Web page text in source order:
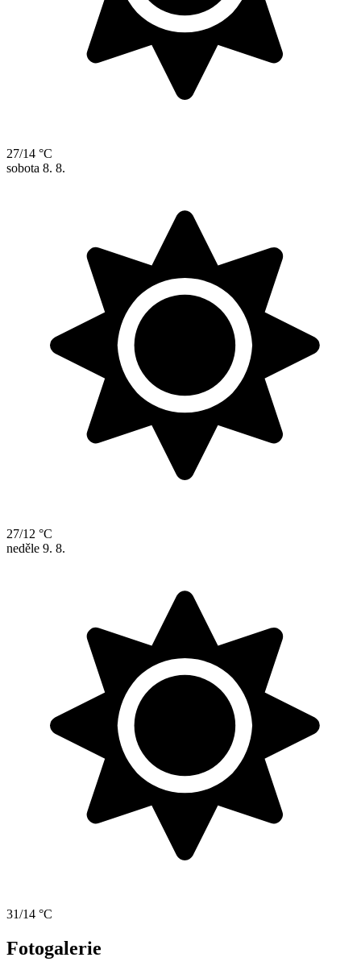
27/14 °C
sobota 8. 8.
27/12 °C
neděle 9. 8.
31/14 °C
Fotogalerie